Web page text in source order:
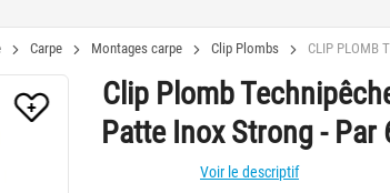
Carpe Montages carpe Clip Plombs CLIP PLOMB
Clip Plomb
Patte Inox Strong - Par
Voir le descriptif